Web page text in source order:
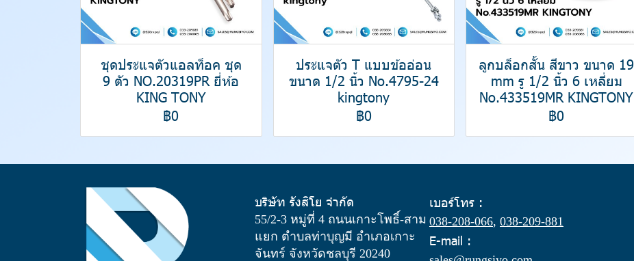
ชุดประแจตัวแอลท็อค ชุด
9 ตัว NO.20319PR ยี่ห้อ
KING TONY
฿0
ประแจตัว T แบบข้ออ่อน
ขนาด 1/2 นิ้ว No.4795-24
kingtony
฿0
ลูกบล็อกสั้น สีขาว ขนาด 19
mm รู 1/2 นิ้ว 6 เหลี่ยม
No.433519MR KINGTONY
฿0
บริษัท รังสิโย จำกัด
55/2-3 หมู่ที่ 4 ถนนเกาะโพธิ์-สาม
แยก ตำบลท่าบุญมี อำเภอเกาะ
จันทร์ จังหวัดชลบุรี 20240
เบอร์โทร :
038-208-066, 038-209-881
E-mail :